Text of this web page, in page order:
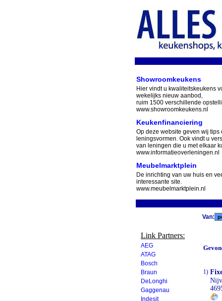
Showroomkeukens
Hier vindt u kwaliteitskeukens
wekelijks nieuw aanbod,
ruim 1500 verschillende
www.showroomkeukens.nl
Keukenfinanciering
Op deze website geven wij tips
leningsvormen. Ook vindt u
van leningen die u met elkaar
www.informatieoverleningen.nl
Meubelmarktplein
De inrichting van uw huis en
interessante site.
www.meubelmarktplein.nl
Link Partners:
AEG
ATAG
Bosch
Braun
DeLonghi
Gaggenau
Indesit
Van:
1)